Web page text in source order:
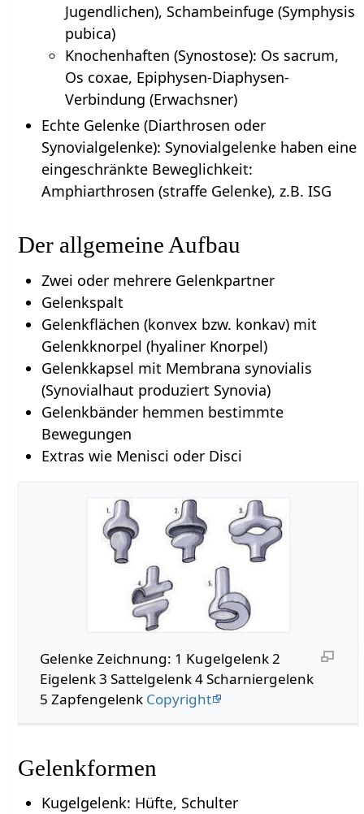
Jugendlichen), Schambeinfuge (Symphysis
pubica)
Knochenhaften (Synostose): Os sacrum,
Os coxae, Epiphysen-Diaphysen-
Verbindung (Erwachsner)
Echte Gelenke (Diarthrosen oder
Synovialgelenke): Synovialgelenke haben eine
eingeschränkte Beweglichkeit:
Amphiarthrosen (straffe Gelenke), z.B. ISG
Der allgemeine Aufbau
Zwei oder mehrere Gelenkpartner
Gelenkspalt
Gelenkflächen (konvex bzw. konkav) mit
Gelenkknorpel (hyaliner Knorpel)
Gelenkkapsel mit Membrana synovialis
(Synovialhaut produziert Synovia)
Gelenkbänder hemmen bestimmte
Bewegungen
Extras wie Menisci oder Disci
Gelenke Zeichnung: 1 Kugelgelenk 2
Eigelenk 3 Sattelgelenk 4 Scharniergelenk
5 Zapfengelenk Copyright
Gelenkformen
Kugelgelenk: Hüfte, Schulter